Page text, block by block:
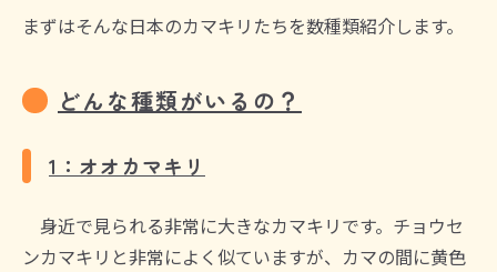
まずはそんな日本のカマキリたちを数種類紹介します。
どんな種類がいるの？
1：オオカマキリ
身近で見られる非常に大きなカマキリです。チョウセ
ンカマキリと非常によく似ていますが、カマの間に黄色